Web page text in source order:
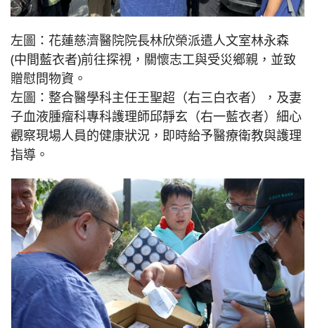
左圖：花蓮慈濟醫院院長林欣榮派遣人文室林永森
(中間藍衣者)前往探視，關懷志工與受災鄉親，並致
贈慰問物資。
左圖：整合醫學科主任王聖超（右三白衣者），及妻
子血液腫瘤科專科護理師邱靜玄（右一藍衣者）細心
觀察現場人員的健康狀況，即時給予醫療衛教與護理
指導。